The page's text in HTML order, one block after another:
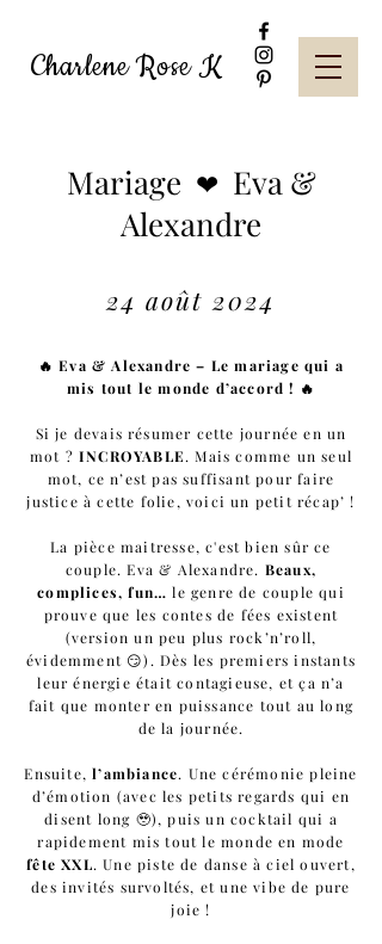
Charlene Rose K
Mariage ❤ Eva &
Alexandre
24 août 2024
🔥 Eva & Alexandre – Le mariage qui a
mis tout le monde d’accord ! 🔥
Si je devais résumer cette journée en un
mot ?INCROYABLE. Mais comme un seul
mot, ce n’est pas suffisant pour faire
justice à cette folie, voici un petit récap’ !
La pièce maitresse, c'est bien sûr ce
couple. Eva & Alexandre. Beaux,
complices, fun… le genre de couple qui
prouve que les contes de fées existent
(version un peu plus rock’n’roll,
évidemment 😏). Dès les premiers instants
leur énergie était contagieuse, et ça n’a
fait que monter en puissance tout au long
de la journée.
Ensuite,l’ambiance. Une cérémonie pleine
d’émotion (avec les petits regards qui en
disent long 🥹), puis un cocktail qui a
rapidement mis tout le monde en mode
fête XXL. Une piste de danse à ciel ouvert,
des invités survoltés, et une vibe de pure
joie !